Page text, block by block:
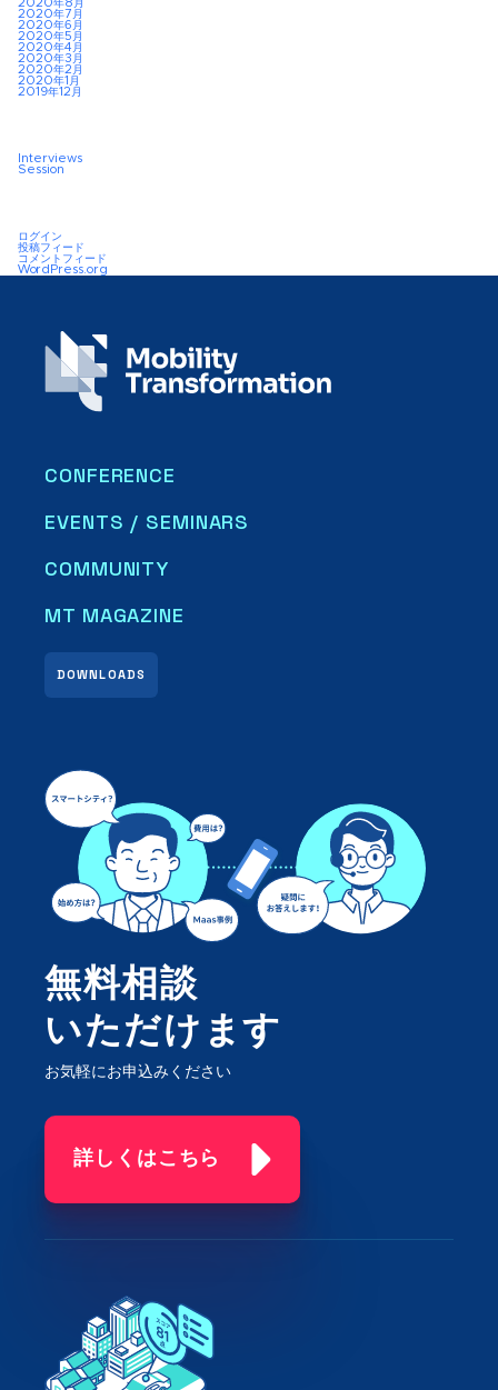
2020年8月
2020年7月
2020年6月
2020年5月
2020年4月
2020年3月
2020年2月
2020年1月
2019年12月
Interviews
Session
ログイン
投稿フィード
コメントフィード
WordPress.org
CONFERENCE
EVENTS / SEMINARS
COMMUNITY
DOWNLOADS
MT MAGAZINE
無料相談
いただけます
お気軽にお申込みください
詳しくはこちら